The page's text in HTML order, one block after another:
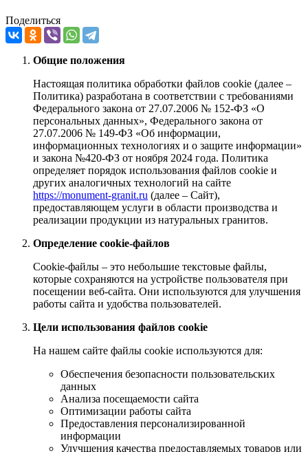
Поделиться
Общие положения
Настоящая политика обработки файлов cookie (далее –
Политика) разработана в соответствии с требованиями
Федерального закона от 27.07.2006 № 152-ФЗ «О
персональных данных», Федерального закона от
27.07.2006 № 149-ФЗ «Об информации,
информационных технологиях и о защите информации»
и закона №420-ФЗ от ноября 2024 года. Политика
определяет порядок использования файлов cookie и
других аналогичных технологий на сайте
https://monument-granit.ru (далее – Сайт),
предоставляющем услуги в области производства и
реализации продукции из натуральных гранитов.
Определение cookie-файлов
Cookie-файлы – это небольшие текстовые файлы,
которые сохраняются на устройстве пользователя при
посещении веб-сайта. Они используются для улучшения
работы сайта и удобства пользователей.
Цели использования файлов cookie
На нашем сайте файлы cookie используются для:
Обеспечения безопасности пользовательских
данных
Анализа посещаемости сайта
Оптимизации работы сайта
Предоставления персонализированной
информации
Улучшения качества предоставляемых товаров или